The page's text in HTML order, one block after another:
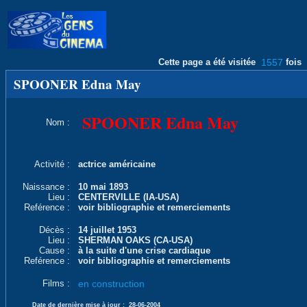
Cette page a été visitée 1557 fois
SPOONER Edna May
Nom : SPOONER Edna May
Activité : actrice américaine
Naissance :
10 mai 1893
Lieu :
CENTERVILLE (IA-USA)
Reférence :
voir bibliographie et remerciements
Décès :
14 juillet 1953
Lieu :
SHERMAN OAKS (CA-USA)
Cause :
à la suite d'une crise cardiaque
Reférence :
voir bibliographie et remerciements
Films : en construction
Date de dernière mise à jour : 28-06-2004